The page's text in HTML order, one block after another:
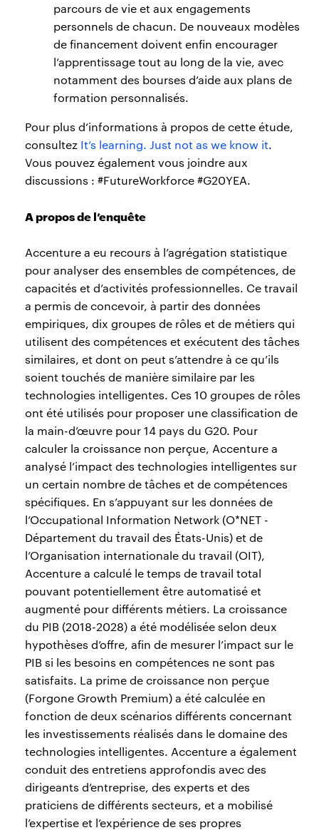
parcours de vie et aux engagements
personnels de chacun. De nouveaux modèles
de financement doivent enfin encourager
l’apprentissage tout au long de la vie, avec
notamment des bourses d’aide aux plans de
formation personnalisés.
Pour plus d’informations à propos de cette étude,
consultez It’s learning. Just not as we know it.
Vous pouvez également vous joindre aux
discussions : #FutureWorkforce #G20YEA.
A propos de l’enquête
Accenture a eu recours à l’agrégation statistique
pour analyser des ensembles de compétences, de
capacités et d’activités professionnelles. Ce travail
a permis de concevoir, à partir des données
empiriques, dix groupes de rôles et de métiers qui
utilisent des compétences et exécutent des tâches
similaires, et dont on peut s’attendre à ce qu’ils
soient touchés de manière similaire par les
technologies intelligentes. Ces 10 groupes de rôles
ont été utilisés pour proposer une classification de
la main-d’œuvre pour 14 pays du G20. Pour
calculer la croissance non perçue, Accenture a
analysé l’impact des technologies intelligentes sur
un certain nombre de tâches et de compétences
spécifiques. En s’appuyant sur les données de
l’Occupational Information Network (O*NET -
Département du travail des États-Unis) et de
l’Organisation internationale du travail (OIT),
Accenture a calculé le temps de travail total
pouvant potentiellement être automatisé et
augmenté pour différents métiers. La croissance
du PIB (2018-2028) a été modélisée selon deux
hypothèses d’offre, afin de mesurer l’impact sur le
PIB si les besoins en compétences ne sont pas
satisfaits. La prime de croissance non perçue
(Forgone Growth Premium) a été calculée en
fonction de deux scénarios différents concernant
les investissements réalisés dans le domaine des
technologies intelligentes. Accenture a également
conduit des entretiens approfondis avec des
dirigeants d’entreprise, des experts et des
praticiens de différents secteurs, et a mobilisé
l’expertise et l’expérience de ses propres